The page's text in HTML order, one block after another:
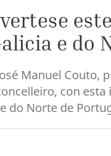
e do
Manuel Couto,
con
do Norte de